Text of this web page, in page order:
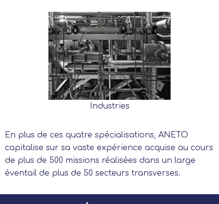
Industries
En plus de ces quatre spécialisations, ANETO
capitalise sur sa vaste expérience acquise au cours
de plus de 500 missions réalisées dans un large
éventail de plus de 50 secteurs transverses.